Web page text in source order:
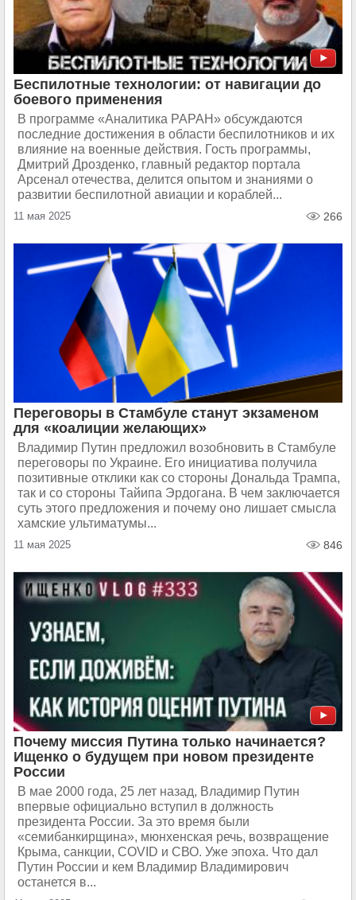
Беспилотные технологии: от навигации до
боевого применения
В программе «Аналитика РАРАН» обсуждаются
последние достижения в области беспилотников и их
влияние на военные действия. Гость программы,
Дмитрий Дрозденко, главный редактор портала
Арсенал отечества, делится опытом и знаниями о
развитии беспилотной авиации и кораблей...
11 мая 2025 266
Переговоры в Стамбуле станут экзаменом
для «коалиции желающих»
Владимир Путин предложил возобновить в Стамбуле
переговоры по Украине. Его инициатива получила
позитивные отклики как со стороны Дональда Трампа,
так и со стороны Тайипа Эрдогана. В чем заключается
суть этого предложения и почему оно лишает смысла
хамские ультиматумы...
11 мая 2025 846
Почему миссия Путина только начинается?
Ищенко о будущем при новом президенте
России
В мае 2000 года, 25 лет назад, Владимир Путин
впервые официально вступил в должность
президента России. За это время были
«семибанкирщина», мюнхенская речь, возвращение
Крыма, санкции, COVID и СВО. Уже эпоха. Что дал
Путин России и кем Владимир Владимирович
останется в...